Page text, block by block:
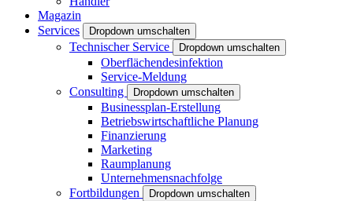
Magazin
Services
Dropdown umschalten
Technischer Service Dropdown umschalten
Oberflächendesinfektion
Service-Meldung
Consulting
Dropdown umschalten
Businessplan-Erstellung
Betriebswirtschaftliche Planung
Finanzierung
Marketing
Raumplanung
Unternehmensnachfolge
Fortbildungen
Dropdown umschalten